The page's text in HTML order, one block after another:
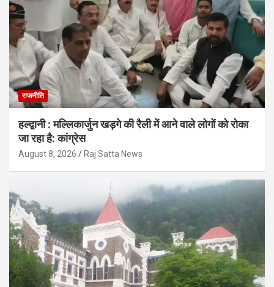
राजनीति
हल्द्वानी : मल्लिकार्जुन खड़गे की रैली में आने वाले लोगों को रोका
जा रहा है: कांग्रेस
August 8, 2026 Raj Satta News